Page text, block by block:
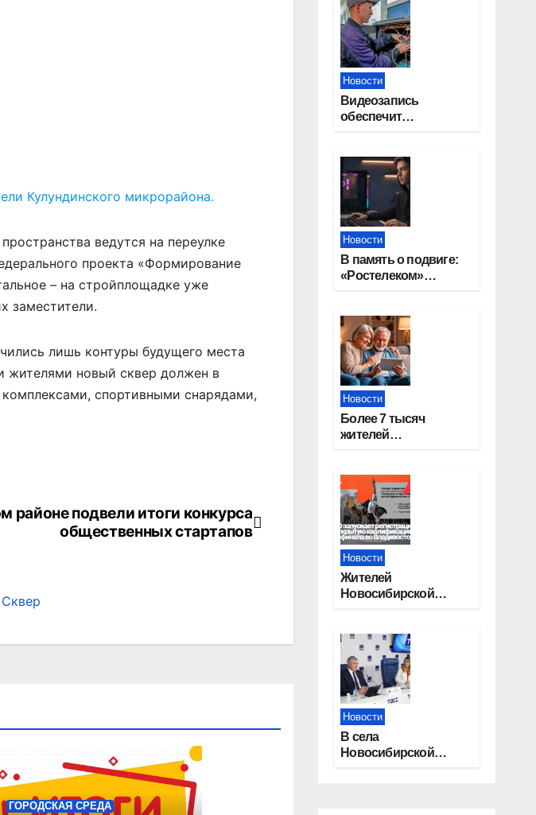
Кулундинского микрорайона.
ведутся на переулке
проекта «Формирование
– на стройплощадке уже
заместители.
лишь контуры будущего места
жителями новый сквер должен в
спортивными снарядами,
районе подвели итоги конкурса
общественных стартапов
Сквер
ГОРОДСКАЯ СРЕДА
Новости
Видеозапись
обеспечит
Новосибирской
области
Новости
В память о подвиге:
«Ростелеком»
за Москву»
Новости
Более 7 тысяч
жителей
увеличение пенсии
после 80 лет
Новости
Жителей
Новосибирской
квалификацию
премии «КАРДО»
Новости
В села
Новосибирской